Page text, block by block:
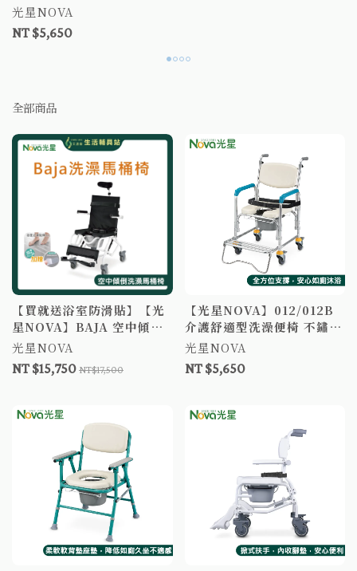
光星NOVA
NT $5,650
全部商品
【買就送浴室防滑貼】【光
星NOVA】BAJA 空中傾倒
型 擺位型洗澡馬桶椅 附輪
洗澡椅 鋁製洗澡椅 便器椅
兩用椅 B款補助
光星NOVA
NT $15,750 NT$17,500
【光星NOVA】012/012B
介護舒適型洗澡便椅 不鏽鋼
製/鋁製 附輪洗澡馬桶椅 洗
澡椅 沐浴椅
光星NOVA
NT $5,650